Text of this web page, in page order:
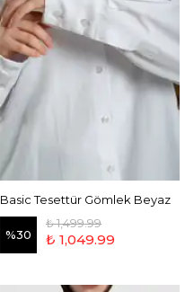
Basic Tesettür Gömlek Beyaz
%30
₺ 1,499.99
₺ 1,049.99